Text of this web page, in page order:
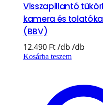
Visszapillantó
kamera és
(BBV)
12.490 Ft
Kosárba teszem